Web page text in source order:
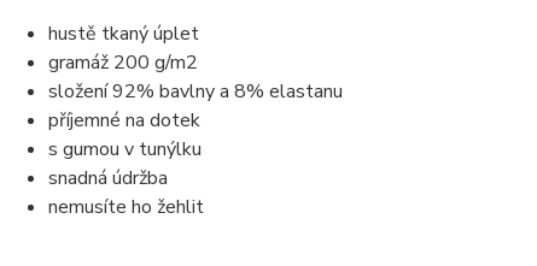
hustě tkaný úplet
gramáž 200 g/m2
složení 92% bavlny a 8% elastanu
příjemné na dotek
s gumou v tunýlku
snadná údržba
nemusíte ho žehlit